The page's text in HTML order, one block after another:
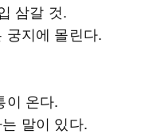
삼갈 것.
궁지에 몰린다.
이 온다.
말이 있다.